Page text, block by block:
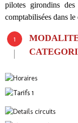
pilotes girondins
comptabilisées dans